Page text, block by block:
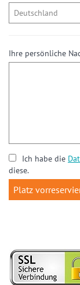
Ihre persönliche
Ich habe die
diese.